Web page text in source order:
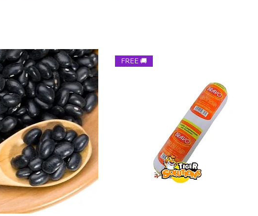
FREE 🚚
o gusto, no podemos ofrecerle un cambio o
feedback de nuestros clientes para no